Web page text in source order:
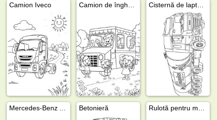
Camion Iveco
Betonieră